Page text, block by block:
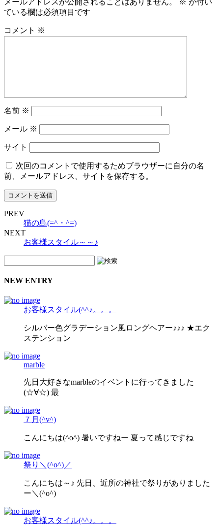
メールアドレスが公開されることはありません。 ※ が付い
ている欄は必須項目です
コメント ※
名前 ※
メール ※
サイト
次回のコメントで使用するためブラウザーに自分の名
前、メールアドレス、サイトを保存する。
PREV
猫の島(=^・^=)
NEXT
お客様スタイル～～♪
NEW ENTRY
お客様スタイル(^^♪。。。
シルバー色グラデーション風ロングヘアー♪♪♪ ★エク
ステンション
marble
先日大好きなmarbleのイベントに行ってきました
(☆∀☆) 最
７月(^v^)
こんにちは(^o^) 暑いですねー 夏って感じですね
祭り＼(^o^)／
こんにちは～♪ 先日、近所の神社で祭りがありました
ー＼(^o^)
お客様スタイル(^^♪。。。